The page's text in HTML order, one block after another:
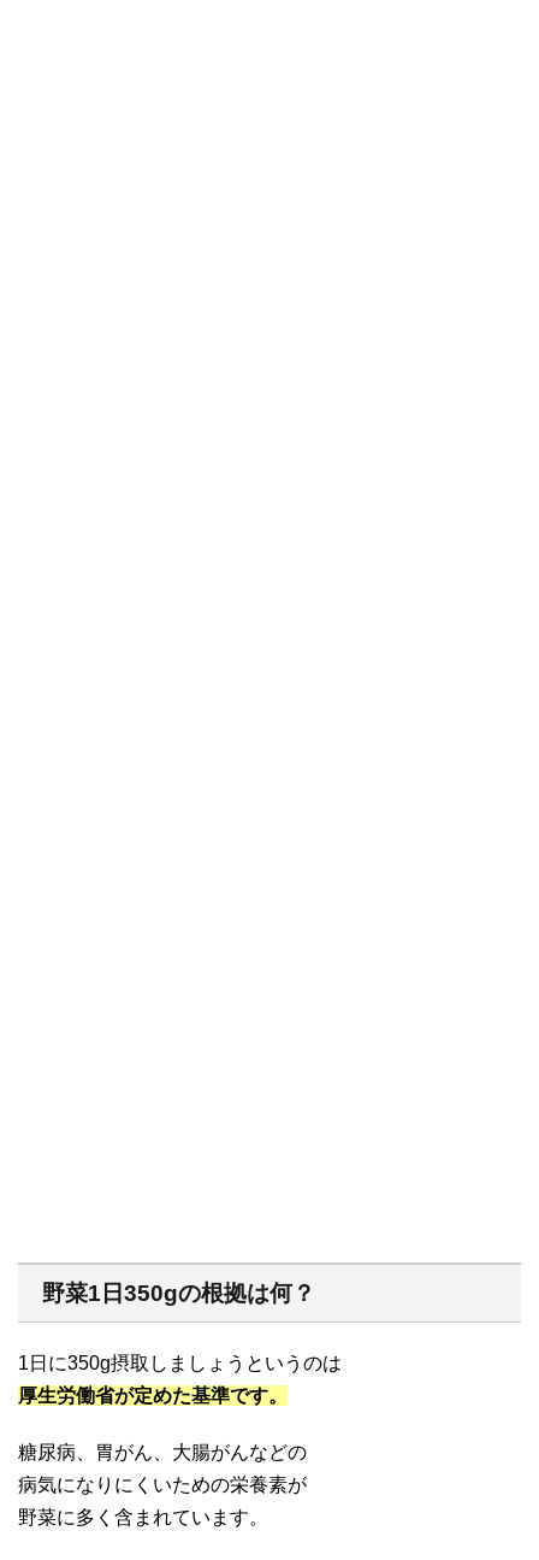
野菜1日350gの根拠は何？
1日に350g摂取しましょうというのは
厚生労働省が定めた基準です。
糖尿病、胃がん、大腸がんなどの
病気になりにくいための栄養素が
野菜に多く含まれています。